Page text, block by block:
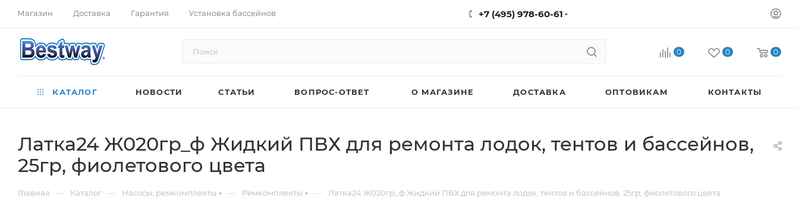
Магазин Доставка Гарантия Установка бассейнов +7 (495) 978-60-61
0 0 0
КАТАЛОГ НОВОСТИ СТАТЬИ ВОПРОС-ОТВЕТ О МАГАЗИНЕ ДОСТАВКА ОПТОВИКАМ КОНТАКТЫ
Латка24 Ж020гр_ф Жидкий ПВХ для ремонта лодок, тентов и бассейнов,
25гр, фиолетового цвета
Главная — Каталог — Насосы, ремкомплекты — Ремкомплекты — Латка24 Ж020гр_ф Жидкий ПВХ для ремонта лодок, тентов и бассейнов, 25гр, фиолетового цвета